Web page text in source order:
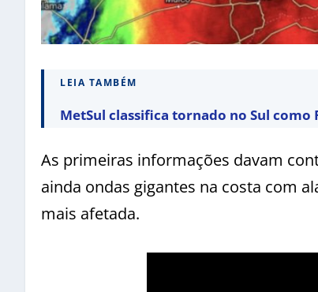
LEIA TAMBÉM
MetSul classifica tornado no Sul
As primeiras informações davam
ainda ondas gigantes na costa com
mais afetada.